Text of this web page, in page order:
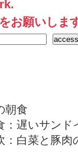
お願いしま
朝食
遅いサンド
白菜と豚肉